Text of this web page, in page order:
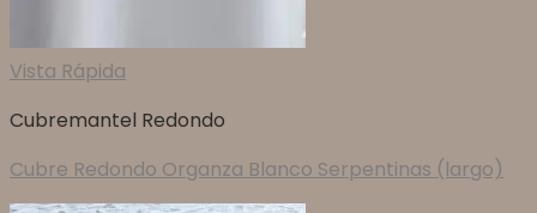
Vista Rápida
Cubremantel Redondo
Cubre Redondo Organza Blanco Serpentinas (largo)